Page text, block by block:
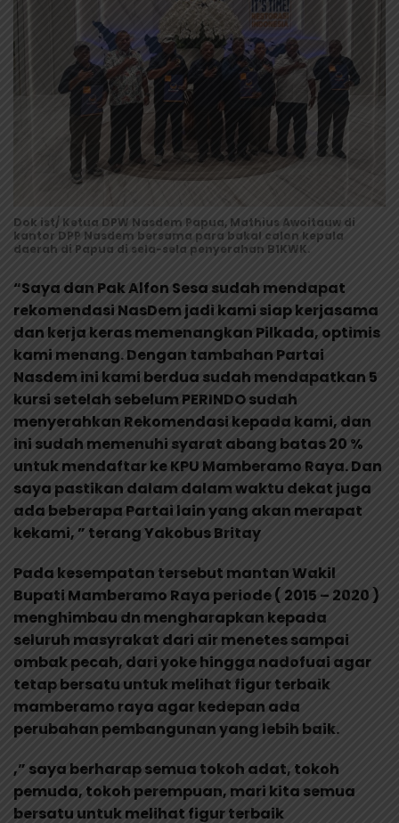
Dok ist/ Ketua DPW Nasdem Papua, Mathius Awoitauw di
kantor DPP Nasdem bersama para bakal calon kepala
daerah di Papua di sela-sela penyerahan B1KWK.
“Saya dan Pak Alfon Sesa sudah mendapat
rekomendasi NasDem jadi kami siap kerjasama
dan kerja keras memenangkan Pilkada, optimis
kami menang. Dengan tambahan Partai
Nasdem ini kami berdua sudah mendapatkan 5
kursi setelah sebelum PERINDO sudah
menyerahkan Rekomendasi kepada kami, dan
ini sudah memenuhi syarat abang batas 20 %
untuk mendaftar ke KPU Mamberamo Raya. Dan
saya pastikan dalam dalam waktu dekat juga
ada beberapa Partai lain yang akan merapat
kekami, ” terang Yakobus Britay
Pada kesempatan tersebut mantan Wakil
Bupati Mamberamo Raya periode ( 2015 – 2020 )
menghimbau dn mengharapkan kepada
seluruh masyrakat dari air menetes sampai
ombak pecah, dari yoke hingga nadofuai agar
tetap bersatu untuk melihat figur terbaik
mamberamo raya agar kedepan ada
perubahan pembangunan yang lebih baik.
,” saya berharap semua tokoh adat, tokoh
pemuda, tokoh perempuan, mari kita semua
bersatu untuk melihat figur terbaik